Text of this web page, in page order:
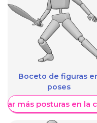
Boceto de figuras
poses
más posturas en la